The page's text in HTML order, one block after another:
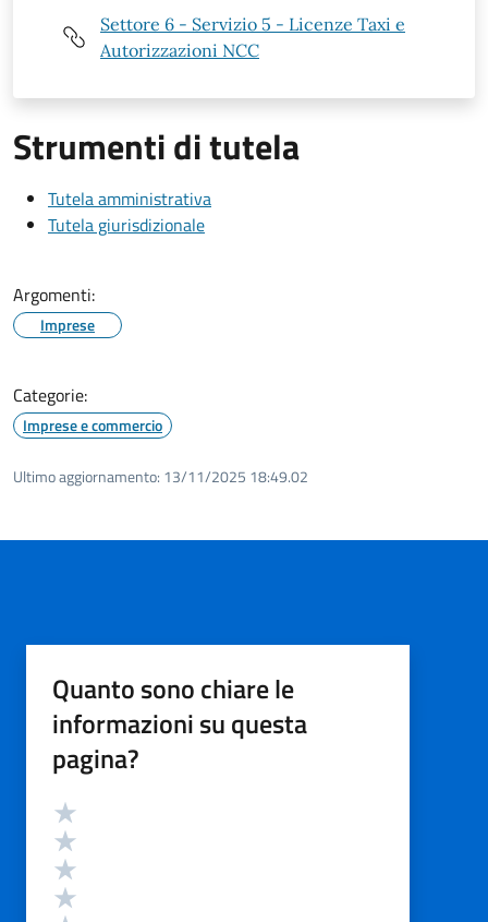
Settore 6 - Servizio 5 - Licenze Taxi e
Autorizzazioni NCC
Strumenti di tutela
Tutela amministrativa
Tutela giurisdizionale
Argomenti:
Imprese
Categorie:
Imprese e commercio
Ultimo aggiornamento: 13/11/2025 18:49.02
Quanto sono chiare le
informazioni su questa
pagina?
Valutazione